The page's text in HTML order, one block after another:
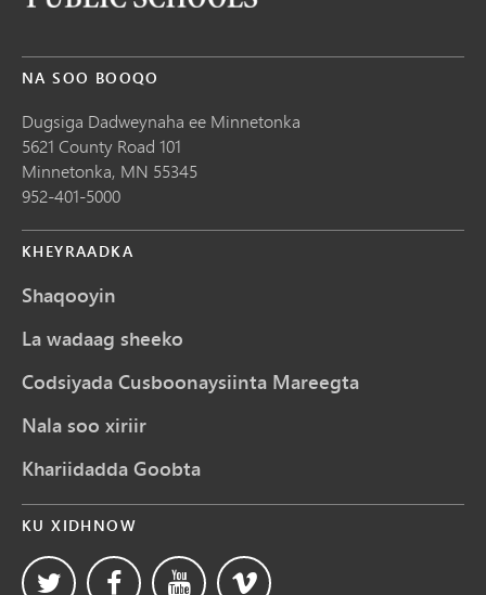
NA SOO BOOQO
Dugsiga Dadweynaha ee Minnetonka
5621 County Road 101
Minnetonka, MN 55345
952-401-5000
KHEYRAADKA
Shaqooyin
La wadaag sheeko
Codsiyada Cusboonaysiinta Mareegta
Nala soo xiriir
Khariidadda Goobta
KU XIDHNOW